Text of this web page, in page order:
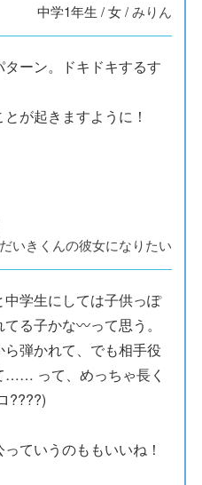
中学1年生 /女/みりん
ーン。ドキドキするす
とが起きますように！
だいきくんの彼女になりたい
学生にしては子供っぽ
る子かな〰って思う。
弾かれて、でも相手役
…… って、めっちゃ長く
????)
ていうのももいいね！